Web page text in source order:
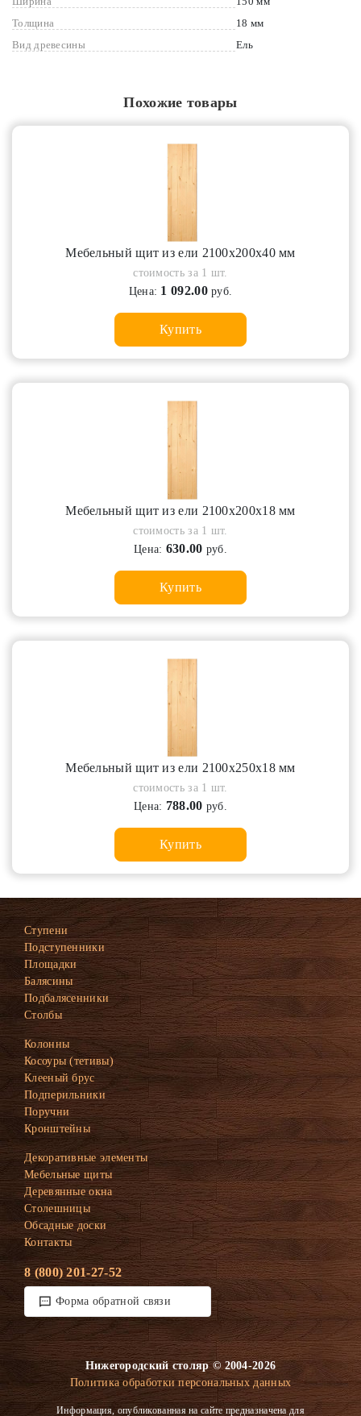
Толщина
18 мм
Вид древесины
Ель
Похожие товары
Мебельный щит из ели 2100х200х40 мм
стоимость за 1 шт.
Цена: 1 092.00руб.
Купить
Мебельный щит из ели 2100х200х18 мм
стоимость за 1 шт.
Цена: 630.00 руб.
Купить
Мебельный щит из ели 2100х250х18 мм
стоимость за 1 шт.
Цена: 788.00 руб.
Купить
Ступени
Подступенники
Площадки
Балясины
Подбалясенники
Столбы
Колонны
Косоуры (тетивы)
Клееный брус
Подперильники
Поручни
Кронштейны
Декоративные элементы
Мебельные щиты
Деревянные окна
Столешницы
Обсадные доски
Контакты
8 (800) 201-27-52
Форма обратной связи
Нижегородский столяр © 2004-2026
Политика обработки персональных данных
Информация, опубликованная на сайте предназначена для